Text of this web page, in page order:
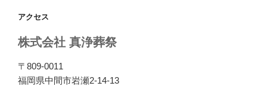
アクセス
株式会社 真浄葬祭
〒809-0011
福岡県中間市岩瀬2-14-13